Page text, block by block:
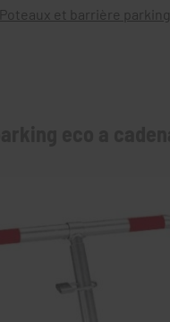
Poteaux et barrière parking